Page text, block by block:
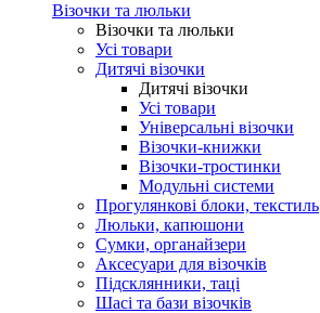
Візочки та люльки
Візочки та люльки
Усі товари
Дитячі візочки
Дитячі візочки
Усі товари
Універсальні візочки
Візочки-книжки
Візочки-тростинки
Модульні системи
Прогулянкові блоки, текстиль
Люльки, капюшони
Сумки, органайзери
Аксесуари для візочків
Підсклянники, таці
Шасі та бази візочків